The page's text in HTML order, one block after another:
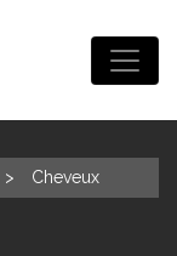
Cheveux